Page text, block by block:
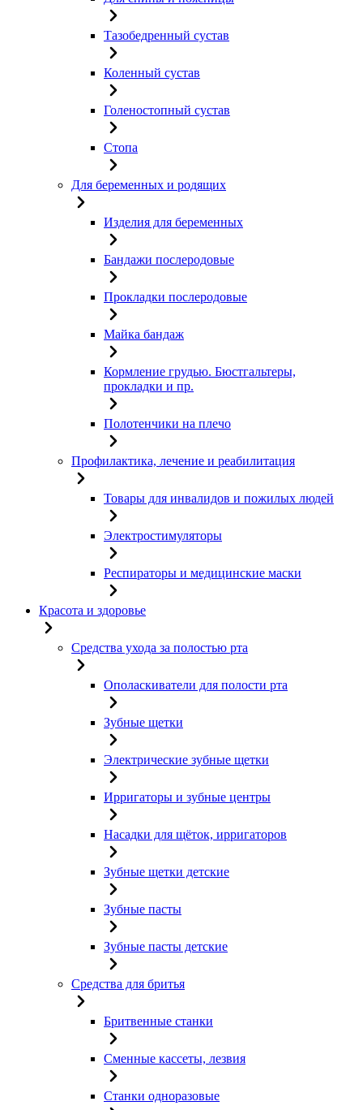
Тазобедренный сустав
Коленный сустав
Голеностопный сустав
Стопа
Для беременных и родящих
Изделия для беременных
Бандажи послеродовые
Прокладки послеродовые
Майка бандаж
Кормление грудью. Бюстгальтеры,
прокладки и пр.
Полотенчики на плечо
Профилактика, лечение и реабилитация
Товары для инвалидов и пожилых людей
Электростимуляторы
Респираторы и медицинские маски
Красота и здоровье
Средства ухода за полостью рта
Ополаскиватели для полости рта
Зубные щетки
Электрические зубные щетки
Ирригаторы и зубные центры
Насадки для щёток, ирригаторов
Зубные щетки детские
Зубные пасты
Зубные пасты детские
Средства для бритья
Бритвенные станки
Сменные кассеты, лезвия
Станки одноразовые